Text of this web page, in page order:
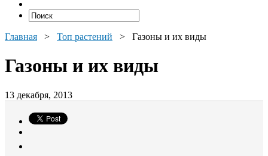
Главная > Топ растений > Газоны и их виды
Газоны и их виды
13 декабря, 2013